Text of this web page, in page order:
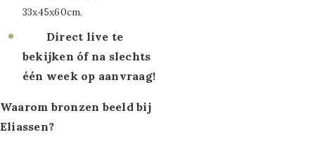
33x45x60cm.
Direct live te
bekijken óf na slechts
één week op aanvraag!
Waarom bronzen beeld bij
Eliassen?